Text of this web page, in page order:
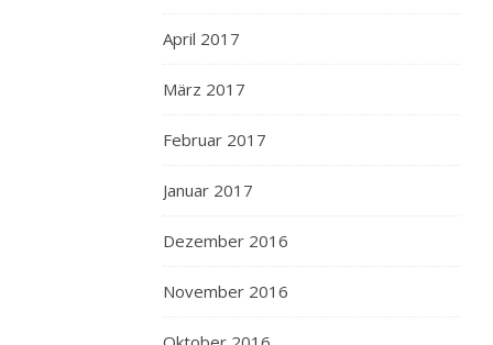
April 2017
März 2017
Februar 2017
Januar 2017
Dezember 2016
November 2016